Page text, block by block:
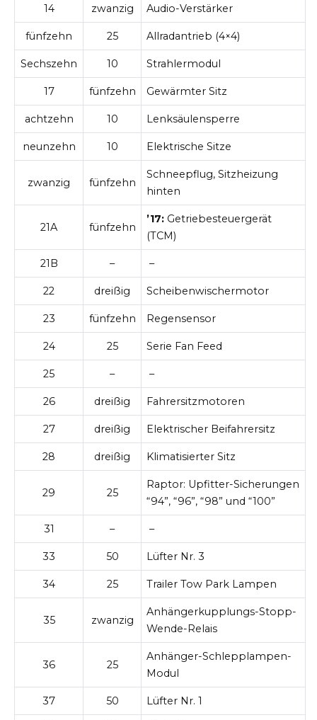
14 zwanzig Audio-Verstärker
fünfzehn 25 Allradantrieb (4×4)
Sechszehn 10 Strahlermodul
17 fünfzehn Gewärmter Sitz
achtzehn 10 Lenksäulensperre
neunzehn 10 Elektrische Sitze
zwanzig fünfzehn
Schneepflug, Sitzheizung
hinten
21A fünfzehn
’17: Getriebesteuergerät
(TCM)
21B – –
22 dreißig Scheibenwischermotor
23 fünfzehn Regensensor
24 25 Serie Fan Feed
25 – –
26 dreißig Fahrersitzmotoren
27 dreißig Elektrischer Beifahrersitz
28 dreißig Klimatisierter Sitz
29 25
Raptor: Upfitter-Sicherungen
“94”, “96”, “98” und “100”
31 – –
33 50 Lüfter Nr. 3
34 25 Trailer Tow Park Lampen
35 zwanzig
Anhängerkupplungs-Stopp-
Wende-Relais
36 25
Anhänger-Schlepplampen-
Modul
37 50 Lüfter Nr. 1